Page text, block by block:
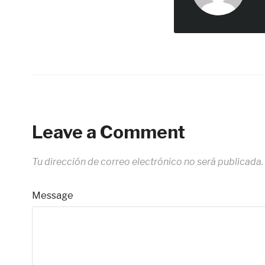
Leave a Comment
Tu dirección de correo electrónico no será publicada.
Message